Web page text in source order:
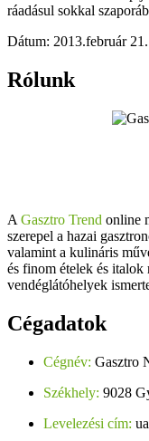
ráadásul sokkal
Dátum: 2013.február 21.
Rólunk
A Gasztro Trend online
szerepel a hazai
valamint a kulináris
és finom ételek és
vendéglátóhelyek
Cégadatok
Cégnév: Gasztro
Székhely: 9028
Levelezési cím: